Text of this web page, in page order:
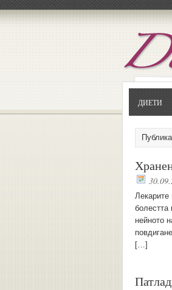
ДИЕТИ
Лекарите
болестта
нейното
[…]